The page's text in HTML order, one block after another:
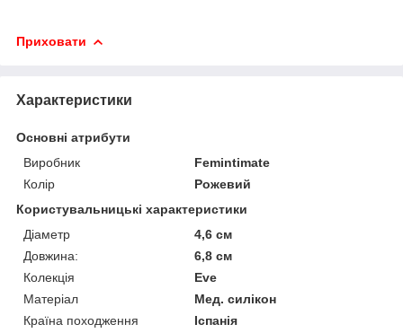
Приховати
Характеристики
Основні атрибути
Виробник
Femintimate
Колір
Рожевий
Користувальницькі характеристики
Діаметр
4,6 см
Довжина:
6,8 см
Колекція
Eve
Матеріал
Мед. силікон
Країна походження
Іспанія